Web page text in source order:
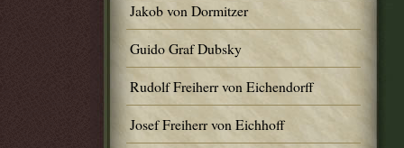
Jakob von Dormitzer
Guido Graf Dubsky
Rudolf Freiherr von Eichendorff
Josef Freiherr von Eichhoff